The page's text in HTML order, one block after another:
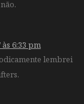
6:33 pm
lembrei